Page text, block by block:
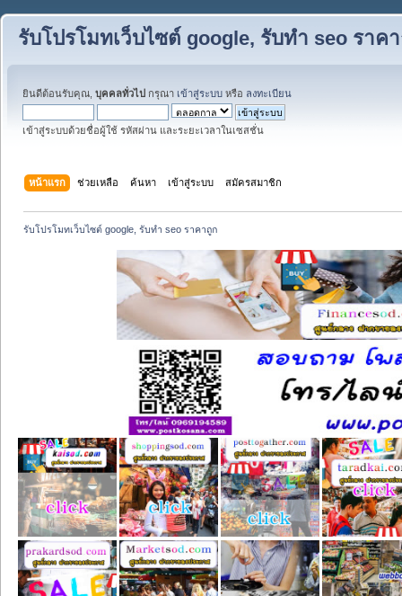
รับโปรโมทเว็บไซต์ google, รับทำ seo ราค
ยินดีต้อนรับคุณ, บุคคลทั่วไป กรุณา เข้าสู่ระบบ หรือ ลงทะเบียน
เข้าสู่ระบบด้วยชื่อผู้ใช้ รหัสผ่าน และระยะเวลาในเซสชั่น
หน้าแรก ช่วยเหลือ ค้นหา เข้าสู่ระบบ สมัครสมาชิก
รับโปรโมทเว็บไซต์ google, รับทำ seo ราคาถูก